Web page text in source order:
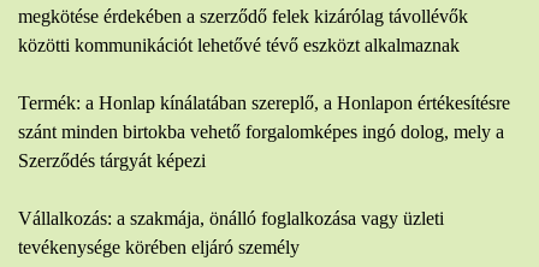
megkötése érdekében a szerződő felek kizárólag távollévők
közötti kommunikációt lehetővé tévő eszközt alkalmaznak
Termék: a Honlap kínálatában szereplő, a Honlapon értékesítésre
szánt minden birtokba vehető forgalomképes ingó dolog, mely a
Szerződés tárgyát képezi
Vállalkozás: a szakmája, önálló foglalkozása vagy üzleti
tevékenysége körében eljáró személy